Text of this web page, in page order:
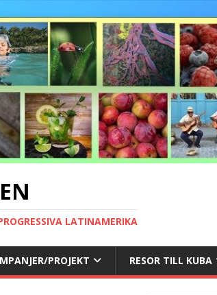
LATINAMERIKA
PROJEKT RESOR TILL KUBA